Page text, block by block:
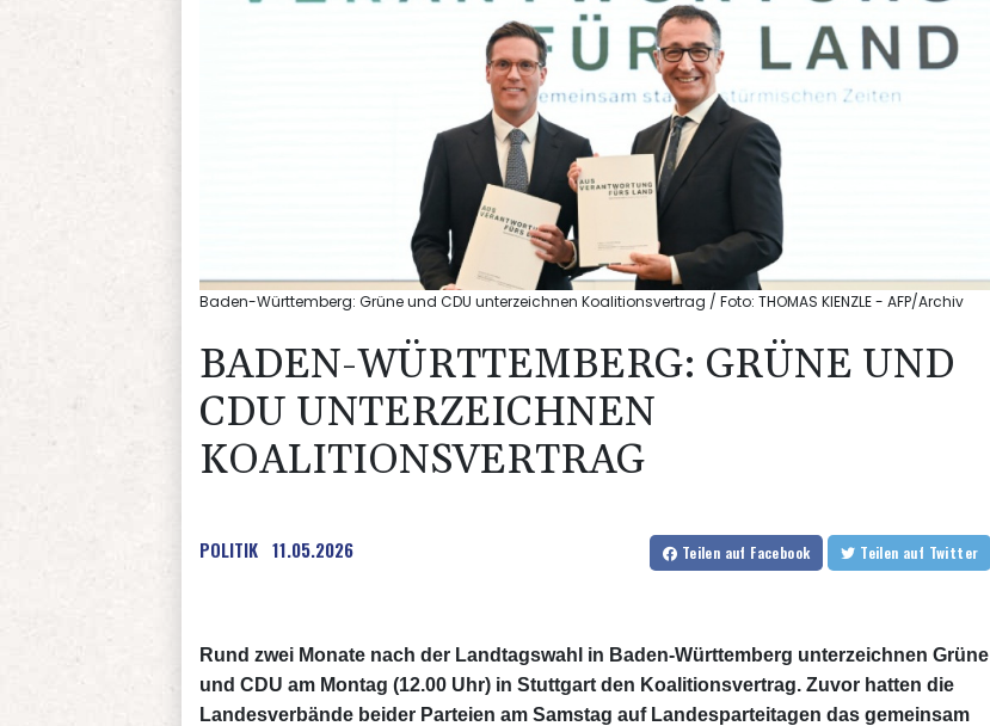
Baden-Württemberg: Grüne und CDU unterzeichnen Koalitionsvertrag / Foto: THOMAS KIENZLE - AFP/Archiv
BADEN-WÜRTTEMBERG: GRÜNE UND
CDU UNTERZEICHNEN
KOALITIONSVERTRAG
POLITIK 11.05.2026 Teilen auf Facebook Teilen auf Twitter
Rund zwei Monate nach der Landtagswahl in Baden-Württemberg unterzeichnen Grüne
und CDU am Montag (12.00 Uhr) in Stuttgart den Koalitionsvertrag. Zuvor hatten die
Landesverbände beider Parteien am Samstag auf Landesparteitagen das gemeinsam